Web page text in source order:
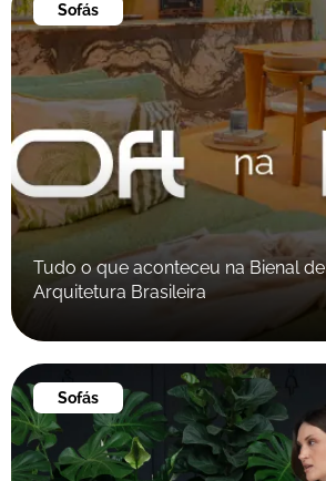
Sofás
Tudo o que aconteceu na Bienal de
Arquitetura Brasileira
Sofás